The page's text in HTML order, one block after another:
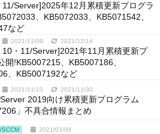
11/Server]2025年12月累積更新プログラ
、KB5072033、KB5071542、
など
2021/11/09 2021/12/14
10・11/Server]2021年11月累積更新プ
開!KB5007215、KB5007186、
、KB5007192など
2021/11/10 2021/11/30
2019向け累積更新プログラム
」不具合情報まとめ
SCCM 2021/03/09